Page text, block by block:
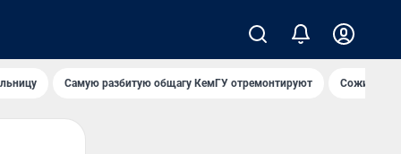
Самую разбитую общагу КемГУ отремонтируют